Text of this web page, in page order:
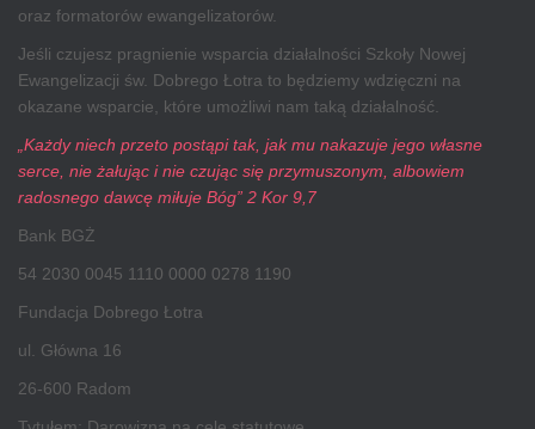
oraz formatorów ewangelizatorów.
Jeśli czujesz pragnienie wsparcia działalności Szkoły Nowej
Ewangelizacji św. Dobrego Łotra to będziemy wdzięczni na
okazane wsparcie, które umożliwi nam taką działalność.
„Każdy niech przeto postąpi tak, jak mu nakazuje jego własne
serce, nie żałując i nie czując się przymuszonym, albowiem
radosnego dawcę miłuje Bóg” 2 Kor 9,7
Bank BGŻ
54 2030 0045 1110 0000 0278 1190
Fundacja Dobrego Łotra
ul. Główna 16
26-600 Radom